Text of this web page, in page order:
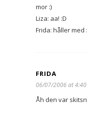
mor :)
Liza: aa! :D
Frida: håller med
FRIDA
06/07/2006 at
Åh den var